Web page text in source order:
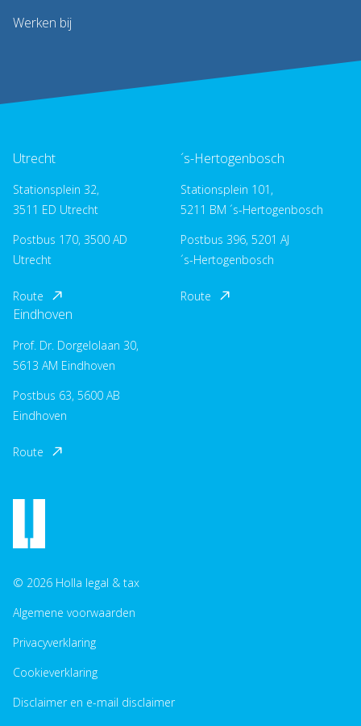
Werken bij
Utrecht
Stationsplein 32,
3511 ED Utrecht
Postbus 170, 3500 AD
Utrecht
Route
´s-Hertogenbosch
Stationsplein 101,
5211 BM ´s-Hertogenbosch
Postbus 396, 5201 AJ
´s-Hertogenbosch
Route
Eindhoven
Prof. Dr. Dorgelolaan 30,
5613 AM Eindhoven
Postbus 63, 5600 AB
Eindhoven
Route
© 2026 Holla legal & tax
Algemene voorwaarden
Privacyverklaring
Cookieverklaring
Disclaimer en e-mail disclaimer